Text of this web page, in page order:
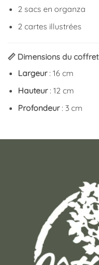
2 sacs en organza
2 cartes illustrées
📏 Dimensions du coffret
Largeur: 16 cm
Hauteur: 12 cm
Profondeur: 3 cm